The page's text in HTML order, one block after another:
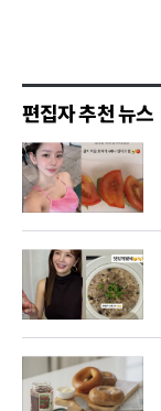
편집자 추천 뉴스